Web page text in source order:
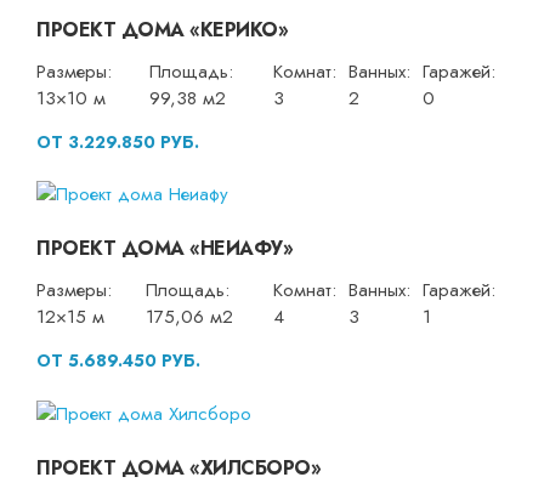
ПРОЕКТ ДОМА «КЕРИКО»
Размеры:
13×10 м
Площадь:
99,38 м2
Комнат:
3
Ванных:
2
Гаражей:
0
ОТ 3.229.850 РУБ.
ПРОЕКТ ДОМА «НЕИАФУ»
Размеры:
12×15 м
Площадь:
175,06 м2
Комнат:
4
Ванных:
3
Гаражей:
1
ОТ 5.689.450 РУБ.
ПРОЕКТ ДОМА «ХИЛСБОРО»